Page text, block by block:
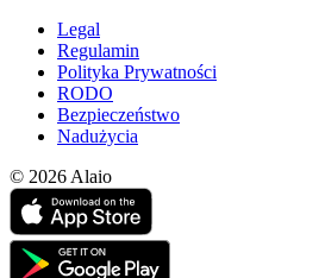
Legal
Regulamin
Polityka Prywatności
RODO
Bezpieczeństwo
Nadużycia
© 2026 Alaio